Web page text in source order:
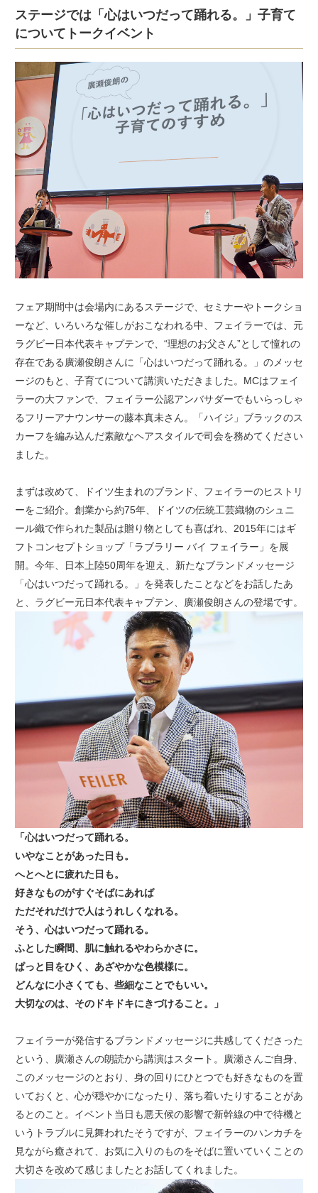
ステージでは「心はいつだって踊れる。」子育て
についてトークイベント
フェア期間中は会場内にあるステージで、セミナーやトークショ
ーなど、いろいろな催しがおこなわれる中、フェイラーでは、元
ラグビー日本代表キャプテンで、“理想のお父さん”として憧れの
存在である廣瀬俊朗さんに「心はいつだって踊れる。」のメッセ
ージのもと、子育てについて講演いただきました。MCはフェイ
ラーの大ファンで、フェイラー公認アンバサダーでもいらっしゃ
るフリーアナウンサーの藤本真未さん。「ハイジ」ブラックのス
カーフを編み込んだ素敵なヘアスタイルで司会を務めてください
ました。
まずは改めて、ドイツ生まれのブランド、フェイラーのヒストリ
ーをご紹介。創業から約75年、ドイツの伝統工芸織物のシュニ
ール織で作られた製品は贈り物としても喜ばれ、2015年にはギ
フトコンセプトショップ「ラブラリー バイ フェイラー」を展
開。今年、日本上陸50周年を迎え、新たなブランドメッセージ
「心はいつだって踊れる。」を発表したことなどをお話したあ
と、ラグビー元日本代表キャプテン、廣瀬俊朗さんの登場です。
「心はいつだって踊れる。
いやなことがあった日も。
へとへとに疲れた日も。
好きなものがすぐそばにあれば
ただそれだけで人はうれしくなれる。
そう、心はいつだって踊れる。
ふとした瞬間、肌に触れるやわらかさに。
ぱっと目をひく、あざやかな色模様に。
どんなに小さくても、些細なことでもいい。
大切なのは、そのドキドキにきづけること。」
フェイラーが発信するブランドメッセージに共感してくださった
という、廣瀬さんの朗読から講演はスタート。廣瀬さんご自身、
このメッセージのとおり、身の回りにひとつでも好きなものを置
いておくと、心が穏やかになったり、落ち着いたりすることがあ
るとのこと。イベント当日も悪天候の影響で新幹線の中で待機と
いうトラブルに見舞われたそうですが、フェイラーのハンカチを
見ながら癒されて、お気に入りのものをそばに置いていくことの
大切さを改めて感じましたとお話してくれました。